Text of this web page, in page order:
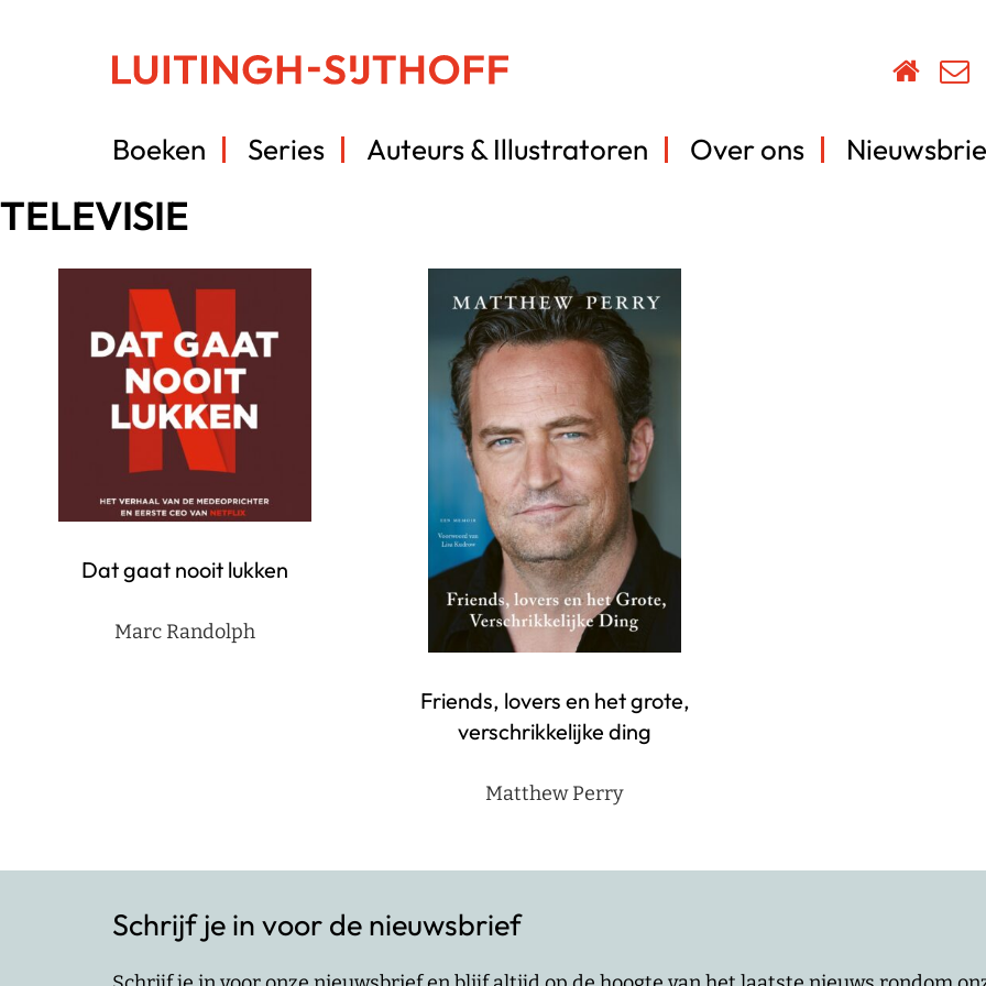
Boeken Series Auteurs & Illustratoren Over ons
TELEVISIE
Dat gaat nooit lukken
Marc Randolph
Friends, lovers en het grote,
verschrikkelijke ding
Matthew Perry
Schrijf je in voor de nieuwsbrief